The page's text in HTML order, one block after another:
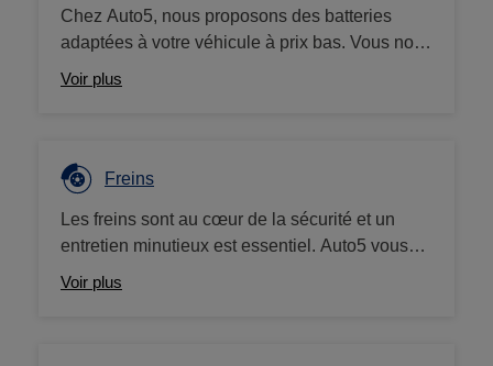
Chez Auto5, nous proposons des batteries
adaptées à votre véhicule à prix bas. Vous nous
rapportez votre ancienne batterie ? Nous vous
Voir plus
Freins
Les freins sont au cœur de la sécurité et un
entretien minutieux est essentiel. Auto5 vous
propose une large gamme de plaquettes et
Voir plus